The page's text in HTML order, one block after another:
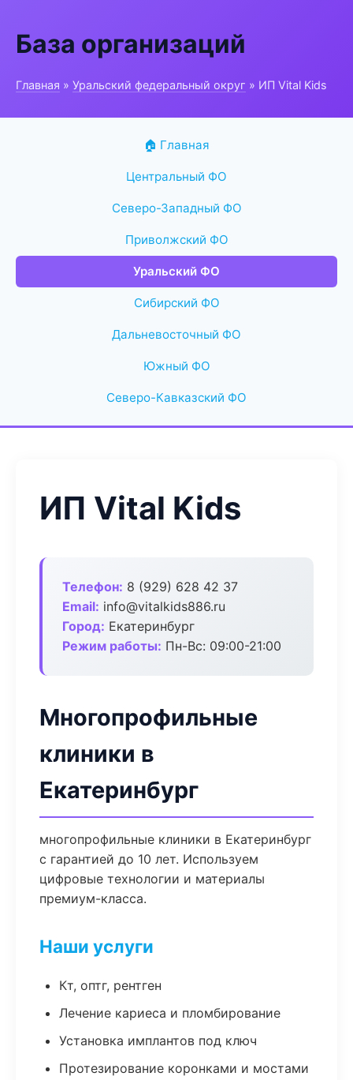
База организаций
Главная » Уральский федеральный округ » ИП Vital Kids
🏠 Главная
Центральный ФО
Северо-Западный ФО
Приволжский ФО
Уральский ФО
Сибирский ФО
Дальневосточный ФО
Южный ФО
Северо-Кавказский ФО
ИП Vital Kids
Телефон: 8 (929) 628 42 37
Email: info@vitalkids886.ru
Город: Екатеринбург
Режим работы: Пн-Вс: 09:00-21:00
Многопрофильные
клиники в
Екатеринбург
многопрофильные клиники в Екатеринбург
с гарантией до 10 лет. Используем
цифровые технологии и материалы
премиум-класса.
Наши услуги
Кт, оптг, рентген
Лечение кариеса и пломбирование
Установка имплантов под ключ
Протезирование коронками и мостами